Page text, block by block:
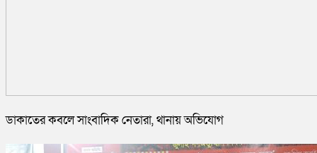
ডাকাতের কবলে সাংবাদিক নেতারা, থানায় অভিযোগ